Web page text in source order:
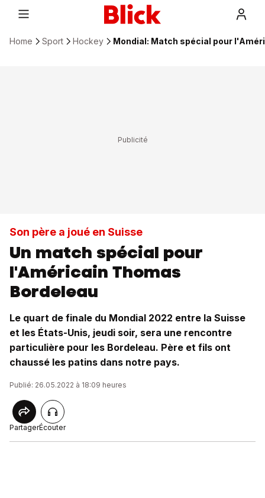
Home Sport Hockey Mondial: Match spécial pour
Son père a joué en Suisse
Un match spécial pour
l'Américain Thomas
Bordeleau
Le quart de finale du Mondial 2022 entre la Suisse
et les États-Unis, jeudi soir, sera une rencontre
particulière pour les Bordeleau. Père et fils ont
chaussé les patins dans notre pays.
Publié: 26.05.2022 à 18:09 heures
PartagerÉcouter